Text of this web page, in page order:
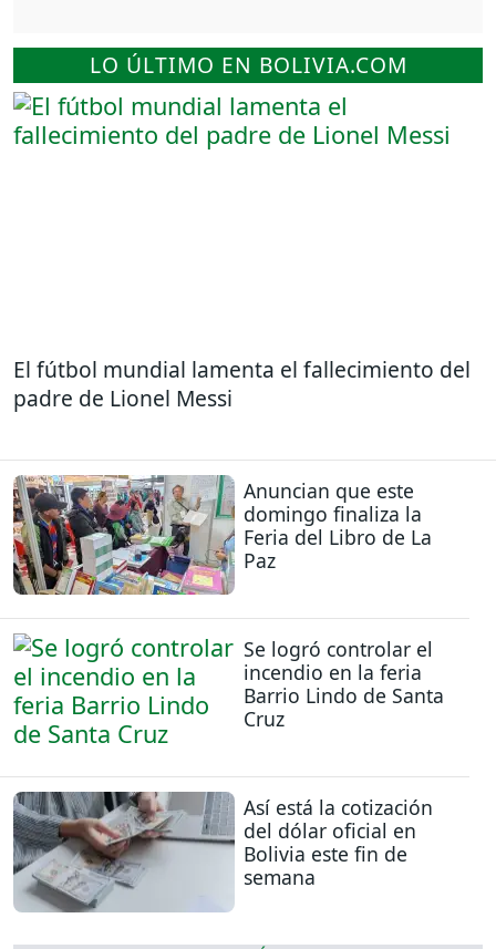
LO ÚLTIMO EN BOLIVIA.COM
El fútbol mundial lamenta el fallecimiento del
padre de Lionel Messi
Anuncian que este
domingo finaliza la
Feria del Libro de La
Paz
Se logró controlar el
incendio en la feria
Barrio Lindo de Santa
Cruz
Así está la cotización
del dólar oficial en
Bolivia este fin de
semana